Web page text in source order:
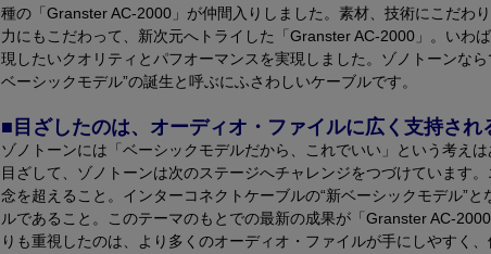
種の「Granster AC-2000」が仲間入りしました。素材、技術にこだわ
力にもこだわって、新次元へトライした「Granster AC-2000」。いわ
現したいクオリティとパフオーマンスを実現しました。ゾノトーンな
ベーシックモデル”の誕生と呼ぶにふさわしいケーブルです。
■目ざしたのは、オーディオ・ファイルに広く支持され
ゾノトーンには「ベーシックモデルだから、これでいい」という考え
目ざして、ゾノトーンは次のステージへチャレンジをつづけています
念を超えること。インターコネクトケーブルの“新ベーシックモデル”
ルであること。このテーマのもとでの最新の成果が「Granster AC-
りも重視したのは、より多くのオーディオ・ファイルが手にしやすく